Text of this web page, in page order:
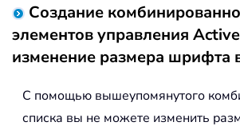
Создание
элементов управления
изменение размера шрифта
С помощью вышеупомянутого
списка вы не можете изменить